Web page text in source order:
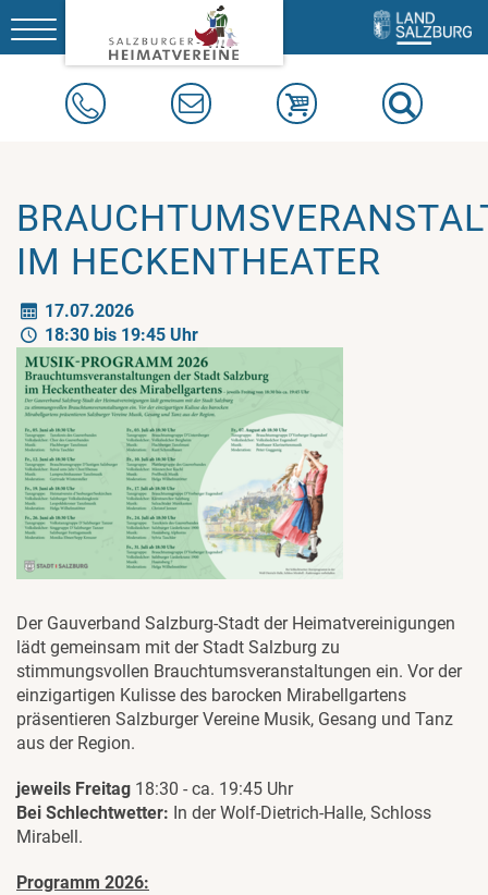
Toggle
navigation
IM HECKENTHEATER
17.07.2026
18:30 bis 19:45 Uhr
Der Gauverband Salzburg-Stadt der Heimatvereinigungen
lädt gemeinsam mit der Stadt Salzburg zu
stimmungsvollen Brauchtumsveranstaltungen ein. Vor der
einzigartigen Kulisse des barocken Mirabellgartens
präsentieren Salzburger Vereine Musik, Gesang und Tanz
aus der Region.
jeweils Freitag 18:30 - ca. 19:45 Uhr
Bei Schlechtwetter: In der Wolf-Dietrich-Halle, Schloss
Mirabell.
Programm 2026: